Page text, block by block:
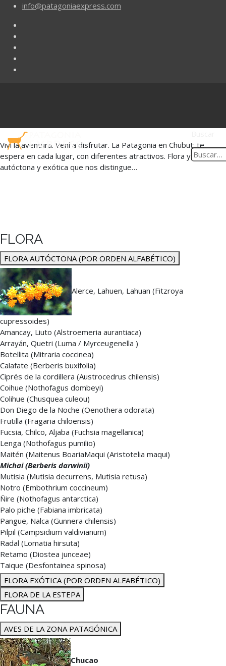
info@patagoniaexpress.com
Viví la aventura. Vení a disfrutar. La Patagonia en Chubut: te
espera en cada lugar, con diferentes atractivos. Flora y Fauna
autóctona y exótica que nos distingue…
FLORA
FLORA AUTÓCTONA (POR ORDEN ALFABÉTICO)
Alerce, Lahuen, Lahuan (Fitzroya
cupressoides)
Amancay, Liuto (Alstroemeria aurantiaca)
Arrayán, Quetri (Luma / Myrceugenella )
Botellita (Mitraria coccinea)
Calafate (Berberis buxifolia)
Ciprés de la cordillera (Austrocedrus chilensis)
Coihue (Nothofagus dombeyi)
Colihue (Chusquea culeou)
Don Diego de la Noche (Oenothera odorata)
Frutilla (Fragaria chiloensis)
Fucsia, Chilco, Aljaba (Fuchsia magellanica)
Lenga (Nothofagus pumilio)
Maitén (Maitenus BoariaMaqui (Aristotelia maqui)
Michai (Berberis darwinii)
Mutisia (Mutisia decurrens, Mutisia retusa)
Notro (Embothrium coccineum)
Ñire (Nothofagus antarctica)
Palo piche (Fabiana imbricata)
Pangue, Nalca (Gunnera chilensis)
Pilpil (Campsidium valdivianum)
Radal (Lomatia hirsuta)
Retamo (Diostea junceae)
Taique (Desfontainea spinosa)
FLORA EXÓTICA (POR ORDEN ALFABÉTICO)
FLORA DE LA ESTEPA
FAUNA
AVES DE LA ZONA PATAGÓNICA
Chucao